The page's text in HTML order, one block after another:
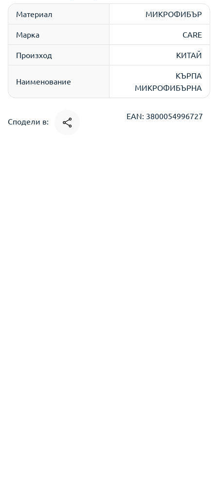
Материал МИКРОФИБЪР
Марка CARE
Произход КИТАЙ
Наименование
КЪРПА
МИКРОФИБЪРНА
Сподели в:
EAN: 3800054996727